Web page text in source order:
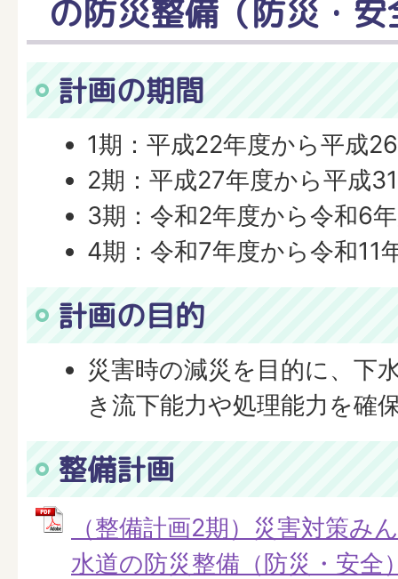
の防災整備（防災・安
計画の期間
1期：平成22年度から平成
2期：平成27年度から平成
3期：令和2年度から令和6
4期：令和7年度から令和11
計画の目的
災害時の減災を目的に、下
き流下能力や処理能力を確
整備計画
（整備計画2期）災害対策み
水道の防災整備（防災・安全